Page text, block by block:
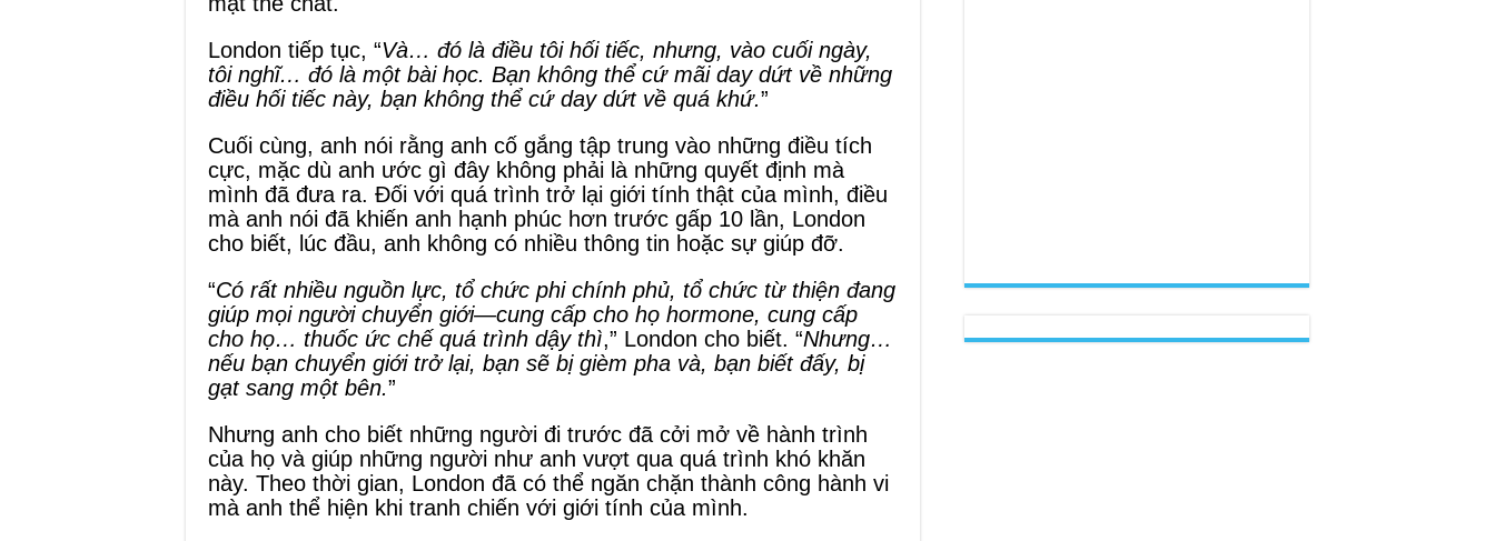
London tiếp tục, “Và… đó là điều tôi hối tiếc, nhưng, vào cuối ngày,
tôi nghĩ… đó là một bài học. Bạn không thể cứ mãi day dứt về những
điều hối tiếc này, bạn không thể cứ day dứt về quá khứ.”
Cuối cùng, anh nói rằng anh cố gắng tập trung vào những điều tích
cực, mặc dù anh ước gì đây không phải là những quyết định mà
mình đã đưa ra. Đối với quá trình trở lại giới tính thật của mình, điều
mà anh nói đã khiến anh hạnh phúc hơn trước gấp 10 lần, London
cho biết, lúc đầu, anh không có nhiều thông tin hoặc sự giúp đỡ.
“Có rất nhiều nguồn lực, tổ chức phi chính phủ, tổ chức từ thiện đang
giúp mọi người chuyển giới—cung cấp cho họ hormone, cung cấp
cho họ… thuốc ức chế quá trình dậy thì,” London cho biết. “Nhưng…
nếu bạn chuyển giới trở lại, bạn sẽ bị gièm pha và, bạn biết đấy, bị
gạt sang một bên.”
Nhưng anh cho biết những người đi trước đã cởi mở về hành trình
của họ và giúp những người như anh vượt qua quá trình khó khăn
này. Theo thời gian, London đã có thể ngăn chặn thành công hành vi
mà anh thể hiện khi tranh chiến với giới tính của mình.